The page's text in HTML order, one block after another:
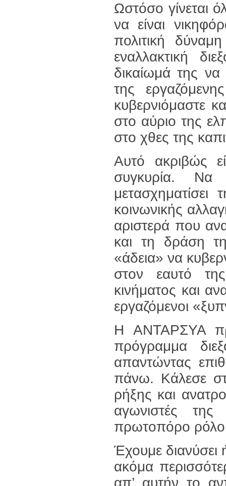
Ωστόσο γίνεται
να είναι
πολιτική
εναλλακτική
δικαίωμά της
της
κυβερνιόμαστε
στο αύριο της
στο χθες της
Αυτό ακριβώς
συγκυρία.
κοινωνικής
αριστερά που
και τη δράση
«άδεια» να
στον εαυτό
κινήματος και
εργαζόμενοι
Η ΑΝΤΑΡΣΥΑ
πρόγραμμα
απαντώντας
πάνω. Κάλεσε
ρήξης και
αγωνιστές
πρωτοπόρο ρόλο
Έχουμε
ακόμα
απ’ αυτήν το